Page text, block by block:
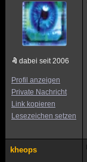
dabei seit 2006
Profil anzeigen
Private Nachricht
Link kopieren
Lesezeichen setzen
kheops